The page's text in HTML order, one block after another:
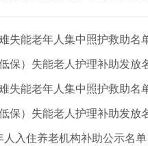
失能老年人集中照护救助名
保）失能老人护理补助发放
失能老年人集中照护救助名
保）失能老人护理补助发放
人入住养老机构补助公示名单